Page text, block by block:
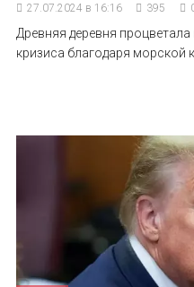
27.07.2024 в 16:16 395
Древняя деревня
кризиса благодаря морской